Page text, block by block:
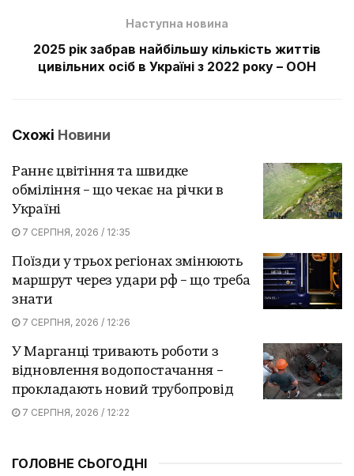
Наступна новина
2025 рік забрав найбільшу кількість життів
цивільних осіб в Україні з 2022 року – ООН
Схожі Новини
Раннє цвітіння та швидке
обміління – що чекає на річки в
Україні
7 СЕРПНЯ, 2026 / 12:35
Поїзди у трьох регіонах змінюють
маршрут через удари рф – що треба
знати
7 СЕРПНЯ, 2026 / 12:26
У Марганці тривають роботи з
відновлення водопостачання –
прокладають новий трубопровід
7 СЕРПНЯ, 2026 / 12:22
ГОЛОВНЕ СЬОГОДНІ